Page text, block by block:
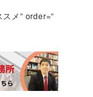
メ” order=”